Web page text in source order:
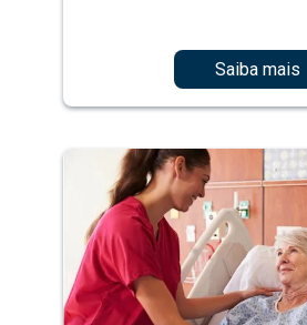
Saiba mais